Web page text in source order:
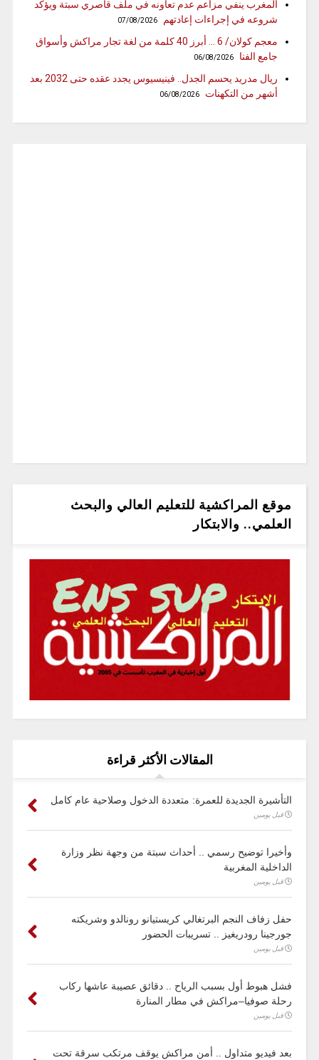
المغرب ينفي مزاعم عدم تعاونه في ملف قاصري سبتة ويؤكد
شروعه في إجراءات إعادتهم
07/08/2026
معجم كولان/ 6 … أبرز 40 كلمة من لغة تجار مراكش وأسواق
جامع الفنا
06/08/2026
ريال مدريد يحسم الجدل.. فينيسيوس يجدد عقده حتى 2032 بعد
أشهر من التكهنات
06/08/2026
موقع المراكشية للتعليم العالي والبحث
العلمي.. والابتكار
المقالات الأكثر قراءة
التأشيرة الجديدة للعمرة: متعددة الدخول وصلاحية عام كامل
قبل يومين
وأخيرا توضيح رسمي .. أحداث سبتة من وجهة نظر وزارة
الداخلية المغربية
قبل يومين
حفل زفاف النجم البرتغالي كريستيانو رونالدو وشريكته
جورجينا رودريغيز .. تسريبات الحضور
قبل يومين
فشل هبوط أول بسبب الرياح .. دقائق عصيبة عاشها ركاب
رحلة صوفيا–مراكش في مطار المنارة
قبل يومين
بعد فيديو متداول .. أمن مراكش يوقف مرتكب سرقة تحت